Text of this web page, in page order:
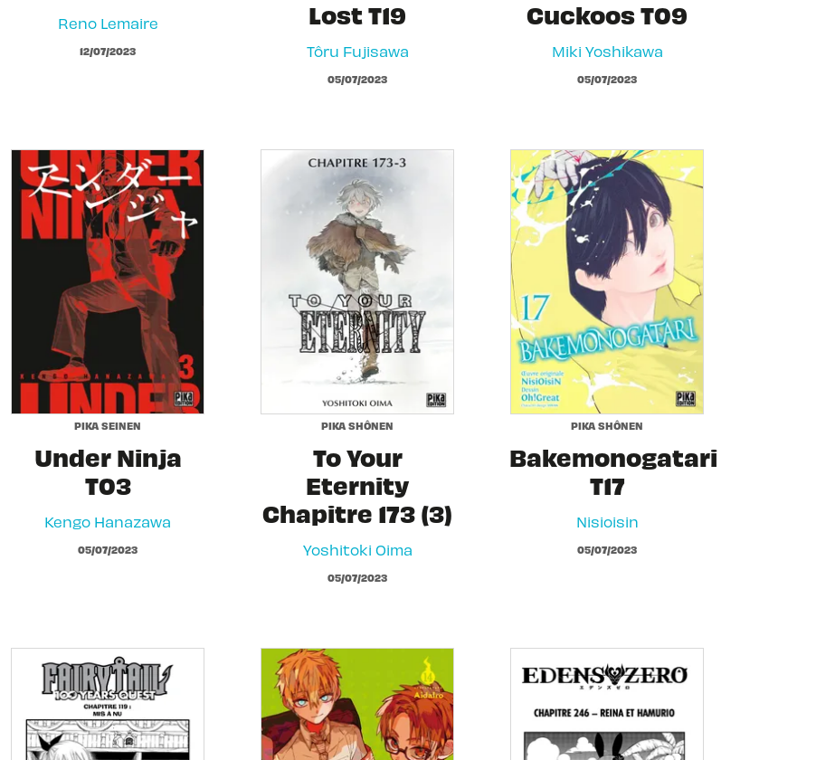
Reno Lemaire
12/07/2023
Lost T19
Tôru Fujisawa
05/07/2023
Cuckoos T09
Miki Yoshikawa
05/07/2023
PIKA SEINEN
Under Ninja
T03
Kengo Hanazawa
05/07/2023
PIKA SHÔNEN
To Your
Eternity
Chapitre 173 (3)
Yoshitoki Oima
05/07/2023
PIKA SHÔNEN
Bakemonogatari
T17
Nisioisin
05/07/2023